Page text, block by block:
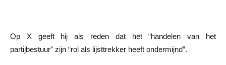
Op X geeft hij als reden dat het “handelen van het
partijbestuur” zijn “rol als lijsttrekker heeft ondermijnd”.